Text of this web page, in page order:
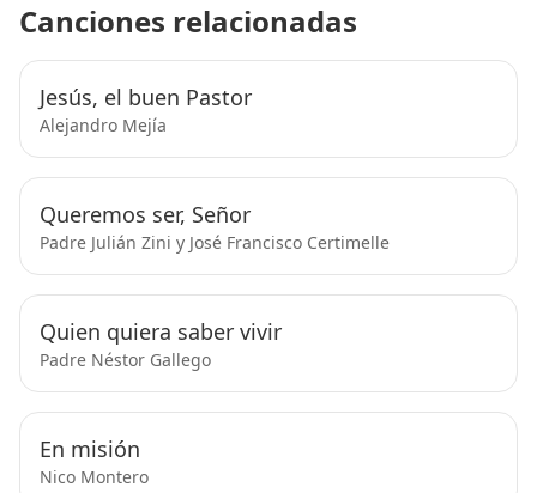
Canciones relacionadas
Jesús, el buen Pastor
Alejandro Mejía
Queremos ser, Señor
Padre Julián Zini y José Francisco Certimelle
Quien quiera saber vivir
Padre Néstor Gallego
En misión
Nico Montero